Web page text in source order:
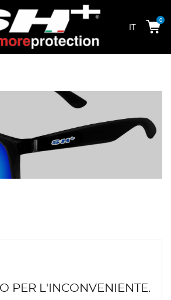
0
PER L'INCONVENIENTE.